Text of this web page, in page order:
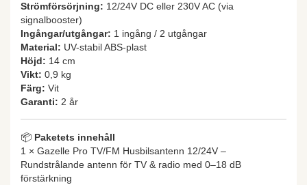
Strömförsörjning: 12/24V DC eller 230V AC (via
signalbooster)
Ingångar/utgångar: 1 ingång / 2 utgångar
Material: UV-stabil ABS-plast
Höjd: 14 cm
Vikt: 0,9 kg
Färg: Vit
Garanti: 2 år
📦 Paketets innehåll
1 × Gazelle Pro TV/FM Husbilsantenn 12/24V –
Rundstrålande antenn för TV & radio med 0–18 dB
förstärkning